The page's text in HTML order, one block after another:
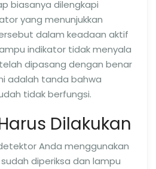
biasanya dilengkapi
yang menunjukkan
dalam keadaan aktif
indikator tidak menyala
dipasang dengan benar
adalah tanda bahwa
tidak berfungsi.
Dilakukan
Anda menggunakan
diperiksa dan lampu